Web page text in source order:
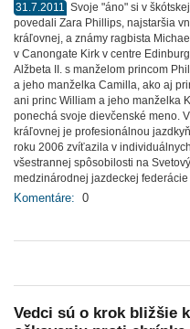
31.7.2011 Svoje "áno" si v
povedali Zara Phillips, najstaršia
kráľovnej, a známy ragbista
v Canongate Kirk v centre
Alžbeta II. s manželom princom
a jeho manželka Camilla, ako aj
ani princ William a jeho manželka
ponechá svoje dievčenské meno.
kráľovnej je profesionálnou
roku 2006 zvíťazila v
všestrannej spôsobilosti na
medzinárodnej jazdeckej federácie
Komentáre: 0
Vedci sú o krok bližšie